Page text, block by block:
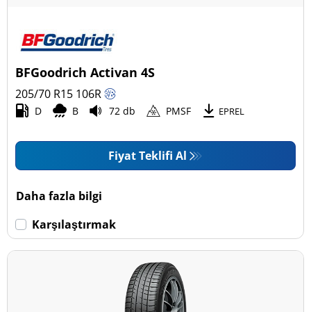
BFGoodrich Activan 4S
205/70 R15 106R
D B 72 db PMSF EPREL
Fiyat Teklifi Al
Daha fazla bilgi
Karşılaştırmak